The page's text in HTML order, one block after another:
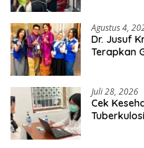
Agustus 4,
Dr. Jusuf
Terapkan
Juli 28, 2026
Cek